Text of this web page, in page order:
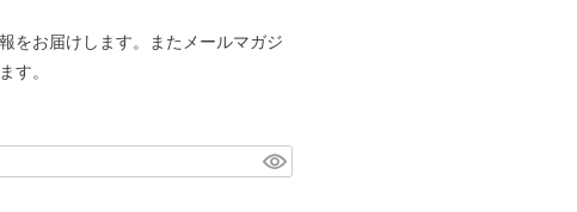
をお届けします。またメールマガジ
す。